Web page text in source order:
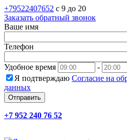
+79522407652 c 9 до 20
Заказать обратный звонок
Ваше имя
Телефон
Удобное время
-
Я подтверждаю Согласие на
данных
Отправить
+7 952 240 76 52